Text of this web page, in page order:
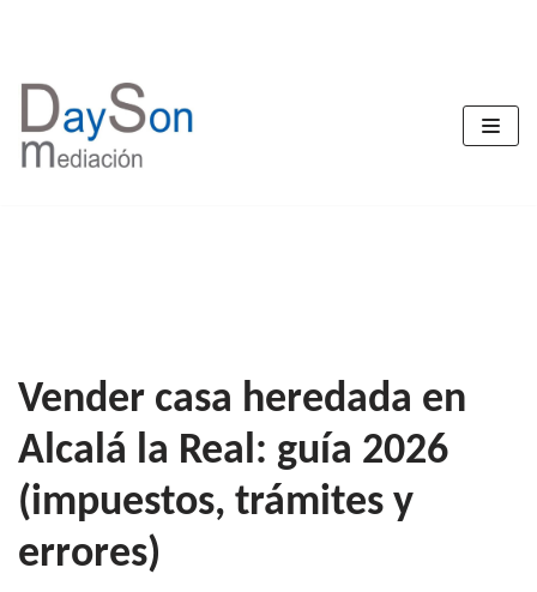
al
contenido
Vender casa heredada en
Alcalá la Real: guía 2026
(impuestos, trámites y
errores)